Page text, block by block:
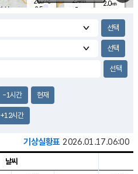
2.0m/s
-
℃
2.5 m/s
-1시간 현재
+12시간
기상실황표 2026.01.17.06:00
날씨